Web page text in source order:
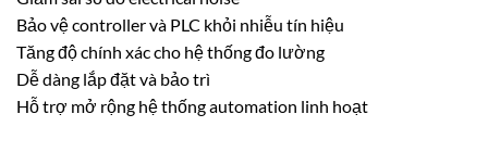
Bảo vệ controller và PLC khỏi nhiễu tín hiệu
Tăng độ chính xác cho hệ thống đo lường
Dễ dàng lắp đặt và bảo trì
Hỗ trợ mở rộng hệ thống automation linh hoạt